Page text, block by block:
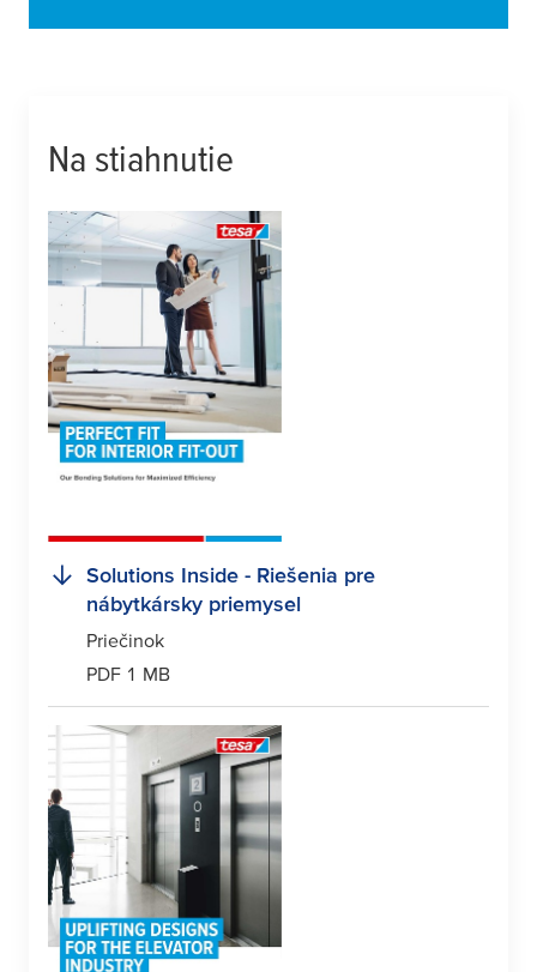
Na stiahnutie
Solutions Inside - Riešenia pre
nábytkársky priemysel
Priečinok
PDF 1 MB